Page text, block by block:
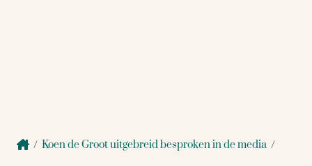
/ Koen de Groot uitgebreid besproken in de media /